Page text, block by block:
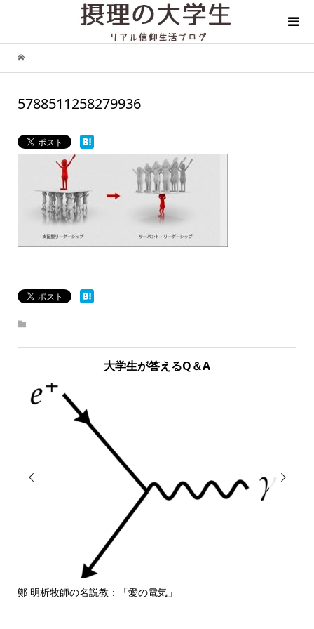
5788511258279936
大学生が答えるQ＆A

鄭 明析牧師の名説教：「愛の電気」
